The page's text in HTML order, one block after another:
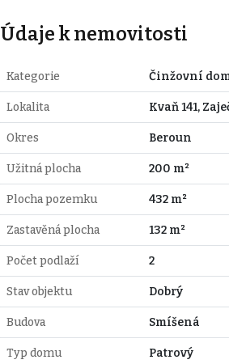
Údaje k nemovitosti
Kategorie Činžovní
Lokalita Kvaň 141,
Okres Beroun
Užitná plocha 200 m²
Plocha pozemku 432 m²
Zastavěná plocha 132 m²
Počet podlaží 2
Stav objektu Dobrý
Budova Smíšená
Typ domu Patrový